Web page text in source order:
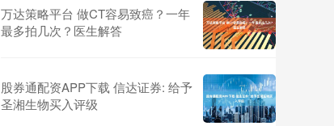
万达策略平台 做CT容易致癌？一年
最多拍几次？医生解答
股券通配资APP下载 信达证券: 给予
圣湘生物买入评级